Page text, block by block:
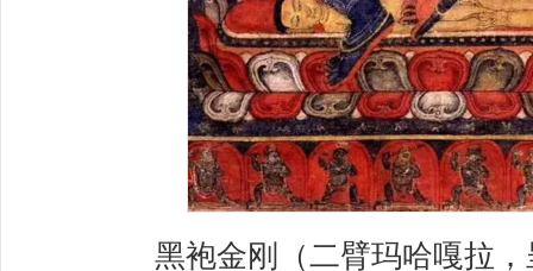
黑袍金刚（二臂玛哈嘎拉，